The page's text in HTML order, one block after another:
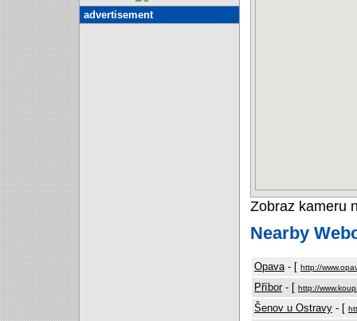
Zobraz kameru
Nearby
Opava - [ http://
Příbor- [ http://
Šenov u Ostravy - [
advertisement